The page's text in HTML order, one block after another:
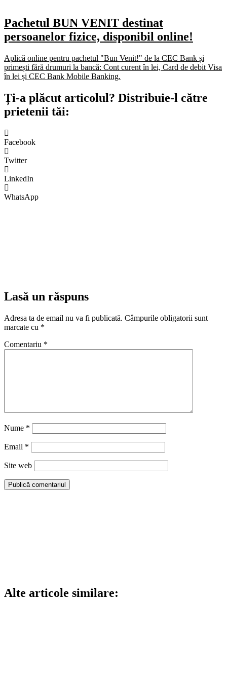
Pachetul BUN VENIT destinat
persoanelor fizice, disponibil online!
Aplică online pentru pachetul "Bun Venit!" de la CEC Bank și
primești fără drumuri la bancă: Cont curent în lei, Card de debit Visa
în lei și CEC Bank Mobile Banking.​
Ți-a plăcut articolul? Distribuie-l către
prietenii tăi:
Facebook
Twitter
LinkedIn
WhatsApp
Lasă un răspuns
Adresa ta de email nu va fi publicată. Câmpurile obligatorii sunt
marcate cu *
Comentariu *
Nume *
Email *
Site web
Alte articole similare: